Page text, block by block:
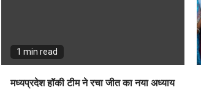
1 min read
मध्यप्रदेश हॉकी टीम ने रचा जीत का नया अध्याय